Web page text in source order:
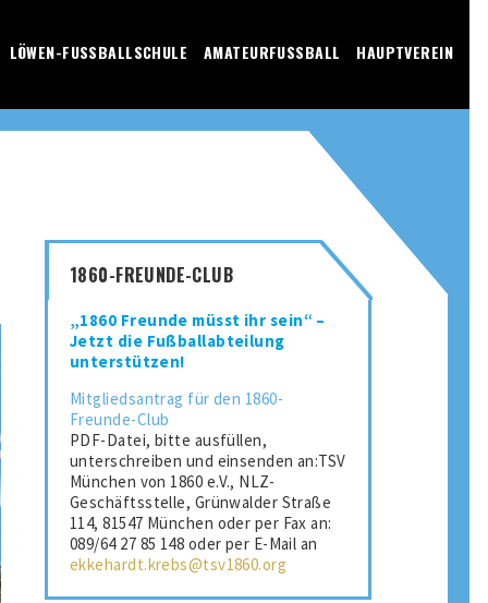
LÖWEN-FUSSBALLSCHULE AMATEURFUSSBALL HAUPTVEREIN
1860-FREUNDE-CLUB
„1860 Freunde müsst ihr sein“ –
Jetzt die Fußballabteilung
unterstützen!
Mitgliedsantrag für den 1860-
Freunde-Club
PDF-Datei, bitte ausfüllen,
unterschreiben und einsenden an:TSV
München von 1860 e.V., NLZ-
Geschäftsstelle, Grünwalder Straße
114, 81547 München oder per Fax an:
089/64 27 85 148 oder per E-Mail an
ekkehardt.krebs@tsv1860.org